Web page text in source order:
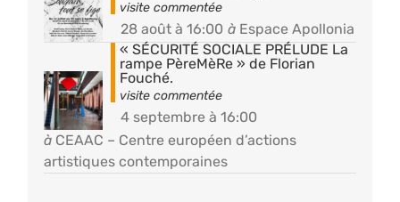
28 août à 16:00 à Espace Apollonia
« SÉCURITÉ SOCIALE PRÉLUDE La
rampe PèreMèRe » de Florian
Fouché.
4 septembre à 16:00
à CEAAC – Centre européen d’actions
artistiques contemporaines